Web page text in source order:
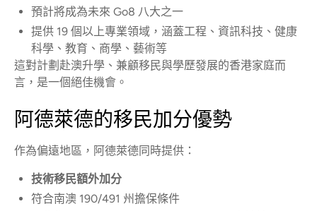
預計將成為未來 Go8 八大之一
提供 19 個以上專業領域，涵蓋工程、資訊科技、健康
科學、教育、商學、藝術等
這對計劃赴澳升學、兼顧移民與學歷發展的香港家庭而
言，是一個絕佳機會。
阿德萊德的移民加分優勢
作為偏遠地區，阿德萊德同時提供：
技術移民額外加分
符合南澳 190/491 州擔保條件